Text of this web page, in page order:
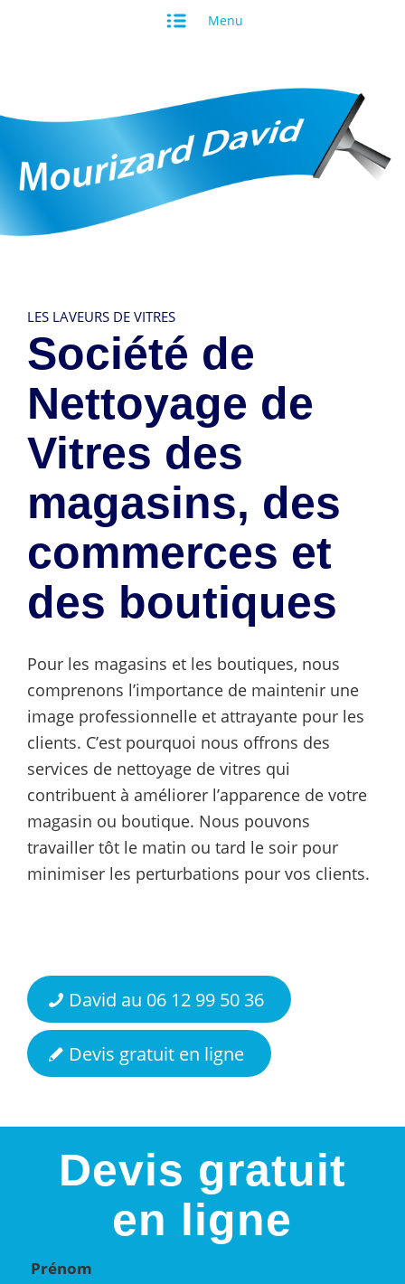
Menu
LES LAVEURS DE VITRES
Société de
Nettoyage de
Vitres des
magasins, des
commerces et
des boutiques
Pour les magasins et les boutiques, nous
comprenons l’importance de maintenir une
image professionnelle et attrayante pour les
clients. C’est pourquoi nous offrons des
services de nettoyage de vitres qui
contribuent à améliorer l’apparence de votre
magasin ou boutique. Nous pouvons
travailler tôt le matin ou tard le soir pour
minimiser les perturbations pour vos clients.
David au 06 12 99 50 36
Devis gratuit en ligne
Devis gratuit
en ligne
Prénom